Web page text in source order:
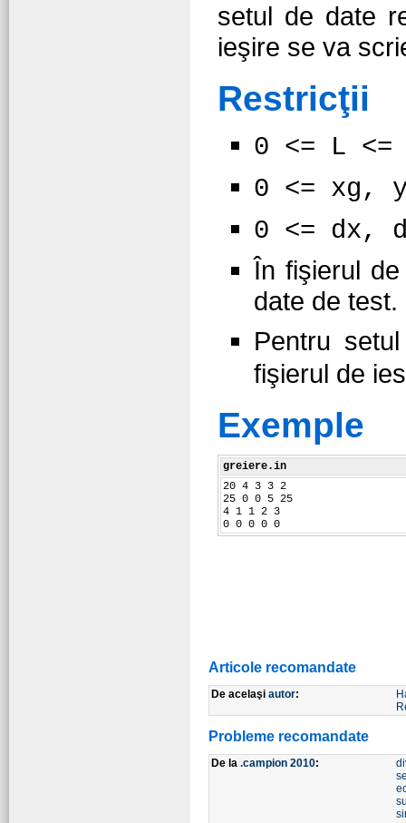
setul de date
ieşire se va
Restricţii
0 <= L <=
0 <= xg,
0 <= dx,
În fişierul
date de test.
Pentru
fişierul de
Exemple
greiere.in
20 4 3 3 2
25 0 0 5 25
4 1 1 2 3
0 0 0 0 0
Articole recomandate
De acelaşi autor:
Probleme recomandate
De la .campion 2010: